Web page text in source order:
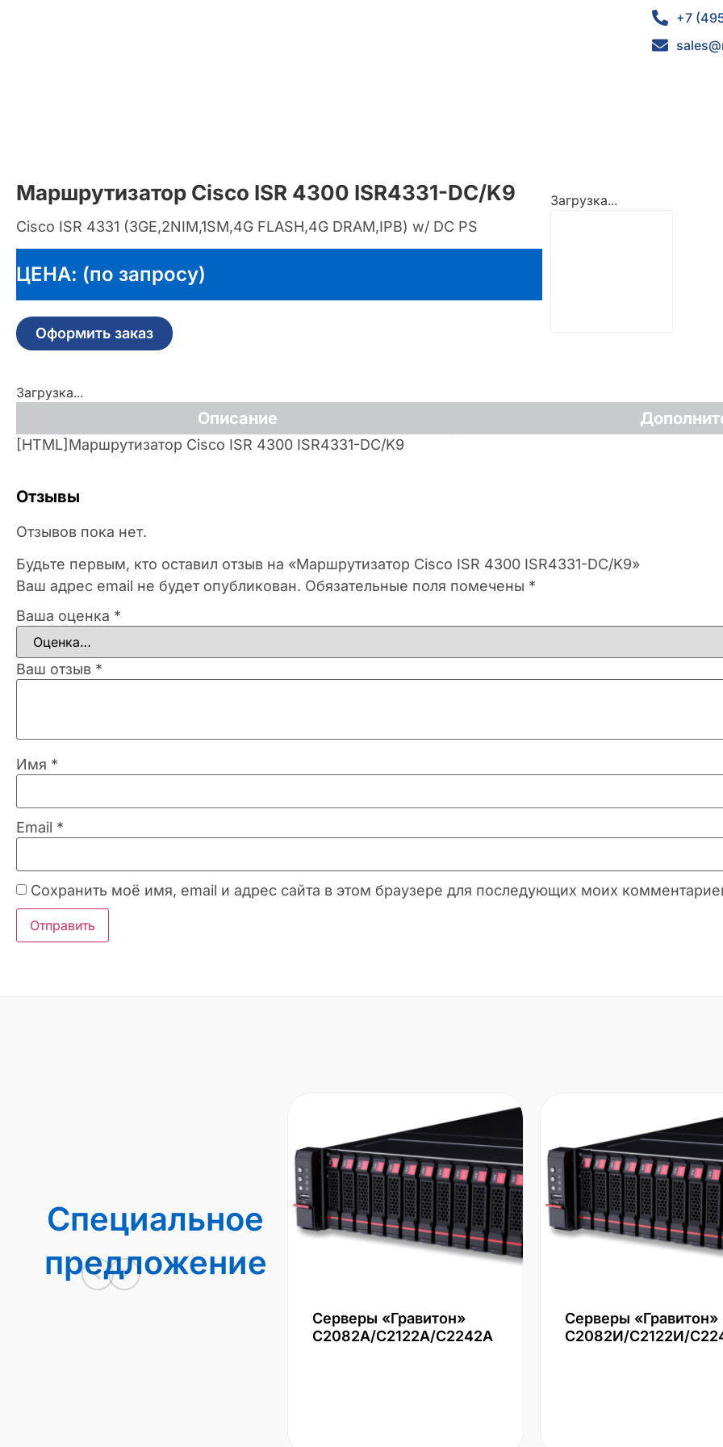
+7
Маршрутизатор Cisco ISR 4300 ISR4331-DC/K9
Cisco ISR 4331 (3GE,2NIM,1SM,4G FLASH,4G DRAM,IPB) w/ DC PS
ЦЕНА: (по запросу)
Оформить заказ
Загрузка...
Загрузка...
Описание
[HTML]Маршрутизатор Cisco ISR 4300 ISR4331-DC/K9
Отзывы
Отзывов пока нет.
Будьте первым, кто оставил отзыв на «Маршрутизатор Cisco ISR 4300 ISR4331-DC/K9»
Ваш адрес email не будет опубликован. Обязательные поля помечены *
Ваша оценка *
Ваш отзыв *
Имя *
Email *
Сохранить моё имя, email и адрес сайта в этом браузере для последующих моих
Специальное
предложение
Серверы «Гравитон»
С2082А/С2122А/С2242А
Серверы «Гравитон»
С2082И/С2122И/